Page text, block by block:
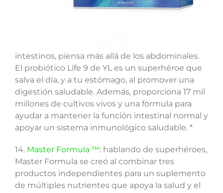
intestinos, piensa más allá de los abdominales.
El probiótico Life 9 de YL es un superhéroe que
salva el día, y a tu estómago, al promover una
digestión saludable. Además, proporciona 17 mil
millones de cultivos vivos y una fórmula para
ayudar a mantener la función intestinal normal y
apoyar un sistema inmunológico saludable. *
14. Master Formula ™: hablando de superhéroes,
Master Formula se creó al combinar tres
productos independientes para un suplemento
de múltiples nutrientes que apoya la salud y el